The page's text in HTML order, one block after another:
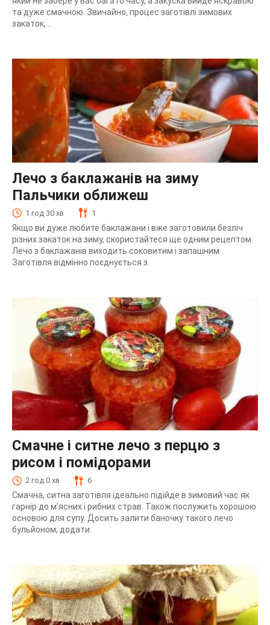
та дуже смачною. Звичайно, процес заготівлі зимових
закаток,...
Лечо з баклажанів на зиму
Пальчики оближеш
1 год 30 хв 1
Якщо ви дуже любите баклажани і вже заготовили безліч
різних закаток на зиму, скористайтеся ще одним рецептом.
Лечо з баклажанів виходить соковитим і запашним.
Заготівля відмінно поєднується з.
Смачне і ситне лечо з перцю з
рисом і помідорами
2 год 0 хв 6
Смачна, ситна заготівля ідеально підійде в зимовий час як
гарнір до м’ясних і рибних страв. Також послужить хорошою
основою для супу. Досить залити баночку такого лечо
бульйоном, додати.